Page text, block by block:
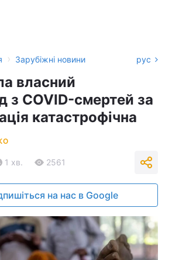
› Зарубіжні новини рус
власний
з COVID-смертей за
катастрофічна
1 хв. 2561
на нас в Google